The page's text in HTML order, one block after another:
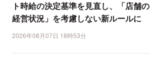
ト時給の決定基準を見直し、「店舗の
経営状況」を考慮しない新ルールに
2026年08月07日 18時53分